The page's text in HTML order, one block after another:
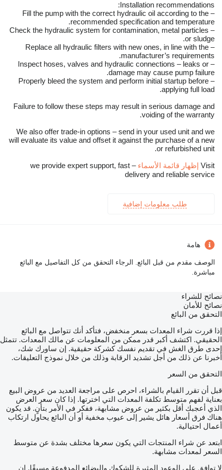
Installation recommendations:
– Fill the pump with the correct hydraulic oil according to the
recommended specification and temperature.
– Check the hydraulic system for contamination, metal particles
or sludge.
– Replace all hydraulic filters with new ones, in line with the
manufacturer’s requirements.
– Inspect hoses, valves and hydraulic connections – leaks or
damage may cause pump failure.
– Properly bleed the system and perform initial startup before
applying full load.
Failure to follow these steps may result in serious damage and
voiding of the warranty.
We also offer trade-in options – send in your used unit and we
will evaluate its value and offset it against the purchase of a new
or refurbished unit.
Visit إظهار قائمة الأسماء
– we provide expert support, fast
delivery and reliable service
طلب معلومات إضافية
هامة
الوصف مقدم من قبل البائع. الرجاء التحقق من كل التفاصيل مع البائع
مباشرة.
نصائح للشراء
نصائح للأمان
التحقق من البائع
إذا قررت شراء المعدات بسعر منخفض، فتأكد أنك تتواصل مع البائع
الحقيقي. اكتشف أكبر قدر ممكن من المعلومات عن مالك المعدات. تتمثل
إحدى طرق الغش في تقديم نفسك كشركة حقيقية. إن ساورك شك،
أخبرنا عن ذلك من أجل تشديد الرقابة وذلك من خلال نموذج التعليقات.
التحقق من السعر
قبل أن تقرر القيام بالشراء، احرص على مراجعة العديد من عروض البيع
بعناية لفهم متوسط تكلفة المعدات التي اخترتها. إذا كان سعر العرض
الذي أعجبك أقل بكثير من عروض مشابهة، ففكر في الأمر بتأنٍ. قد يكون
هناك فرق أسعار هائل يشير إلى عيوب مخفية أو أن البائع يحاول ارتكاب
أعمال احتيالية.
ابتعد عن شراء المنتجات التي يكون سعرها مختلف بشدة عن متوسط
السعر لمعدات مشابهة.
لا توافق على الوعود المثيرة للشكوك والبضائع المدفوعة مسبقًا. إن